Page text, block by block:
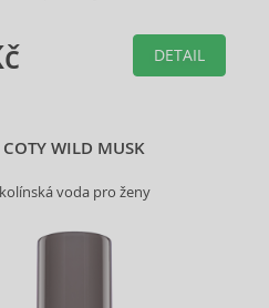
DETAIL
COTY WILD MUSK
kolínská voda pro ženy